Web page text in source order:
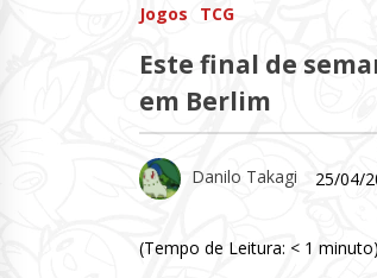
Jogos TCG
Este final de
em Berlim
Danilo Takagi 25/04/
(Tempo de Leitura: < 1 minuto)